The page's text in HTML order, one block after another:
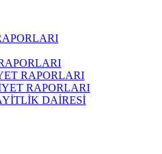
RAPORLARI
RAPORLARI
DAİRESİ